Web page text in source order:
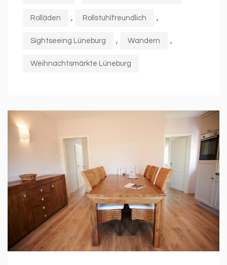
Rolläden , Rollstuhlfreundlich ,
Sightseeing Lüneburg , Wandern ,
Weihnachtsmärkte Lüneburg